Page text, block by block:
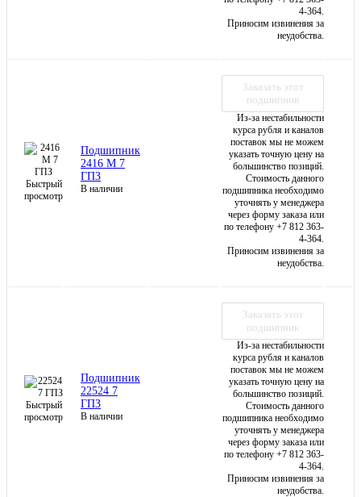
4-364.
Приносим извинения за
неудобства.
Быстрый
просмотр
Подшипник
2416 М 7
ГПЗ
В наличии
Заказать этот
подшипник
Из-за нестабильности
курса рубля и каналов
поставок мы не можем
указать точную цену на
большинство позиций.
Стоимость данного
подшипника необходимо
уточнять у менеджера
через форму заказа или
по телефону +7 812 363-
4-364.
Приносим извинения за
неудобства.
Быстрый
просмотр
Подшипник
22524 7
ГПЗ
В наличии
Заказать этот
подшипник
Из-за нестабильности
курса рубля и каналов
поставок мы не можем
указать точную цену на
большинство позиций.
Стоимость данного
подшипника необходимо
уточнять у менеджера
через форму заказа или
по телефону +7 812 363-
4-364.
Приносим извинения за
неудобства.